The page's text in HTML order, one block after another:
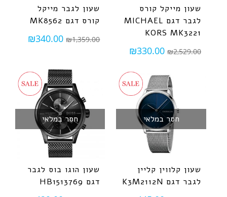
שעון מייקל קורס
לגבר דגם MICHAEL
KORS MK3221
₪2,529.00
₪330.00
שעון לגבר מייקל
קורס דגם MK8562
₪1,359.00
₪340.00
חסר במלאי
שעון קלווין קליין
לגבר דגם K3M2112N
חסר במלאי
שעון הוגו בוס לגבר
דגם HB1513769